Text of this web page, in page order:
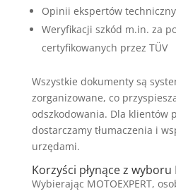
Opinii ekspertów
Weryfikacji szkód m.in. za
certyfikowanych przez TÜV
Wszystkie dokumenty są
zorganizowane, co
odszkodowania. Dla klientów
dostarczamy tłumaczenia i
urzędami.
Korzyści płynące z wyboru
Wybierając MOTOEXPERT,